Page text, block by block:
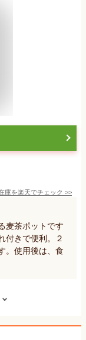
庫を楽天でチェック >>
麦茶ポットです
付きで便利。２
。使用後は、食